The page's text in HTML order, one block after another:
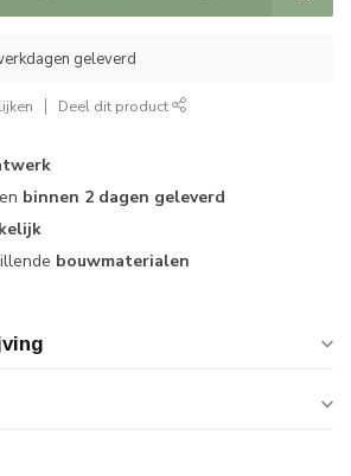
geleverd
Deel dit product
binnen 2 dagen geleverd
bouwmaterialen